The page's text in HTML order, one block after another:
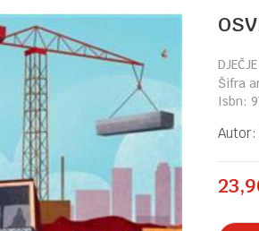
Šifra
Isbn:
Autor: